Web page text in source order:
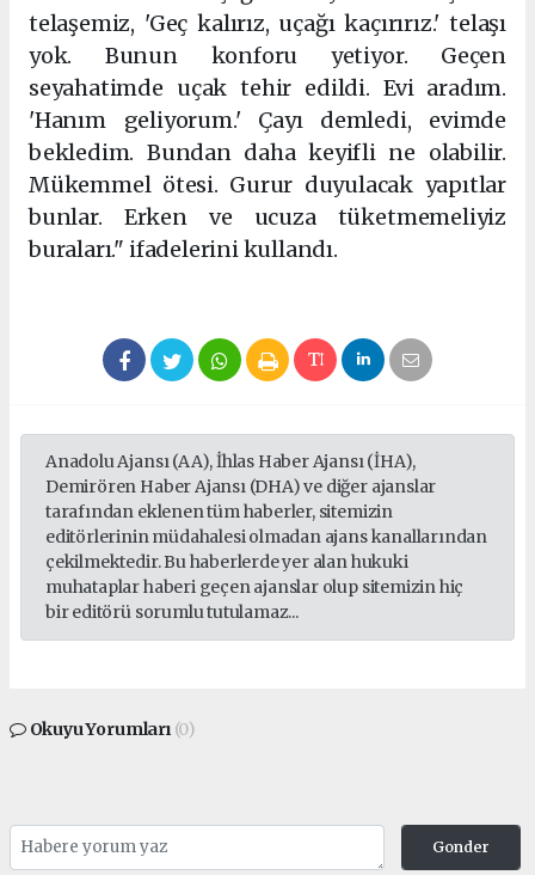
telaşemiz, 'Geç kalırız, uçağı kaçırırız.' telaşı
yok. Bunun konforu yetiyor. Geçen
seyahatimde uçak tehir edildi. Evi aradım.
'Hanım geliyorum.' Çayı demledi, evimde
bekledim. Bundan daha keyifli ne olabilir.
Mükemmel ötesi. Gurur duyulacak yapıtlar
bunlar. Erken ve ucuza tüketmemeliyiz
buraları." ifadelerini kullandı.
Anadolu Ajansı (AA), İhlas Haber Ajansı (İHA),
Demirören Haber Ajansı (DHA) ve diğer ajanslar
tarafından eklenen tüm haberler, sitemizin
editörlerinin müdahalesi olmadan ajans kanallarından
çekilmektedir. Bu haberlerde yer alan hukuki
muhataplar haberi geçen ajanslar olup sitemizin hiç
bir editörü sorumlu tutulamaz...
Okuyu Yorumları (0)
Gonder